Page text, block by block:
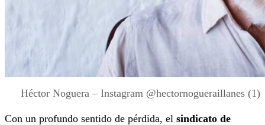
Héctor Noguera – Instagram @hectornogueraillanes (1)
Con un profundo sentido de pérdida, el sindicato de